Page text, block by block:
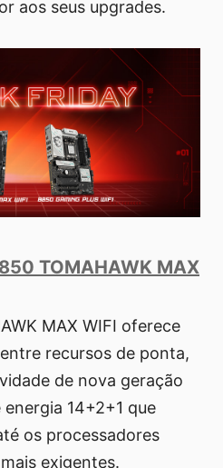
aos seus upgrades.
TOMAHAWK MAX
MAX WIFI oferece
recursos de ponta,
de nova geração
14+2+1 que
os processadores
exigentes.